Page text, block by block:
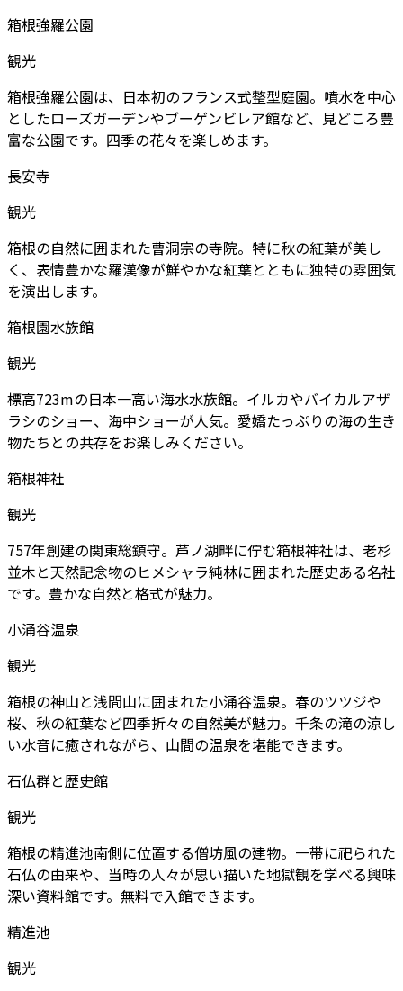
箱根強羅公園
観光
箱根強羅公園は、日本初のフランス式整型庭園。噴水を中心
としたローズガーデンやブーゲンビレア館など、見どころ豊
富な公園です。四季の花々を楽しめます。
長安寺
観光
箱根の自然に囲まれた曹洞宗の寺院。特に秋の紅葉が美し
く、表情豊かな羅漢像が鮮やかな紅葉とともに独特の雰囲気
を演出します。
箱根園水族館
観光
標高723mの日本一高い海水水族館。イルカやバイカルアザ
ラシのショー、海中ショーが人気。愛嬌たっぷりの海の生き
物たちとの共存をお楽しみください。
箱根神社
観光
757年創建の関東総鎮守。芦ノ湖畔に佇む箱根神社は、老杉
並木と天然記念物のヒメシャラ純林に囲まれた歴史ある名社
です。豊かな自然と格式が魅力。
小涌谷温泉
観光
箱根の神山と浅間山に囲まれた小涌谷温泉。春のツツジや
桜、秋の紅葉など四季折々の自然美が魅力。千条の滝の涼し
い水音に癒されながら、山間の温泉を堪能できます。
石仏群と歴史館
観光
箱根の精進池南側に位置する僧坊風の建物。一帯に祀られた
石仏の由来や、当時の人々が思い描いた地獄観を学べる興味
深い資料館です。無料で入館できます。
精進池
観光